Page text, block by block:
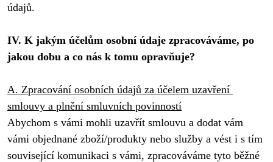
údajů.
IV. K jakým účelům osobní údaje zpracováváme, po
jakou dobu a co nás k tomu opravňuje?
A. Zpracování osobních údajů za účelem uzavření
smlouvy a plnění smluvních povinností
Abychom s vámi mohli uzavřít smlouvu a dodat vám
vámi objednané zboží/produkty nebo služby a vést i s tím
související komunikaci s vámi, zpracováváme tyto běžné